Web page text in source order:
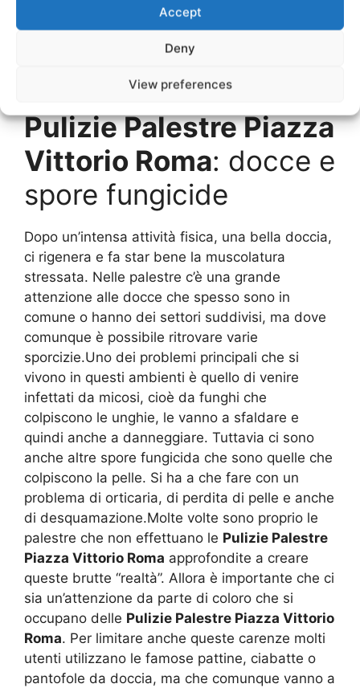
Accept
Deny
View preferences
Piazza Vittorio Romanon si fermano solo agli
sportive, esse si estendono anche negli
spogliatoi, nei bagni e nelle docce che rendono
Pulizie Palestre Piazza
Vittorio Roma: docce e
spore fungicide
Dopo un’intensa attività fisica, una bella doccia,
ci rigenera e fa star bene la muscolatura
stressata. Nelle palestre c’è una grande
attenzione alle docce che spesso sono in
comune o hanno dei settori suddivisi, ma dove
comunque è possibile ritrovare varie
sporcizie.Uno dei problemi principali che si
vivono in questi ambienti è quello di venire
infettati da micosi, cioè da funghi che
colpiscono le unghie, le vanno a sfaldare e
quindi anche a danneggiare. Tuttavia ci sono
anche altre spore fungicida che sono quelle che
colpiscono la pelle. Si ha a che fare con un
problema di orticaria, di perdita di pelle e anche
di desquamazione.Molte volte sono proprio le
palestre che non effettuano le Pulizie Palestre
Piazza Vittorio Roma approfondite a creare
queste brutte “realtà”. Allora è importante che ci
sia un’attenzione da parte di coloro che si
occupano delle Pulizie Palestre Piazza Vittorio
Roma. Per limitare anche queste carenze molti
utenti utilizzano le famose pattine, ciabatte o
pantofole da doccia, ma che comunque vanno a